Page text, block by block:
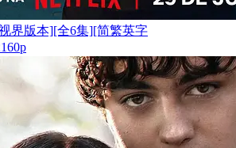
界版本][全6集][简繁英字